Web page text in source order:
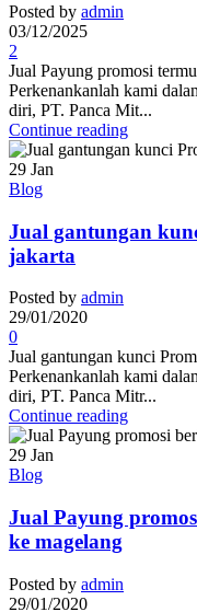
Posted by admin
03/12/2025
2
Jual Payung promosi
Perkenankanlah kami
diri, PT. Panca Mit...
Continue reading
29 Jan
Blog
Jual gantungan
jakarta
Posted by admin
29/01/2020
0
Jual gantungan kunci
Perkenankanlah kami
diri, PT. Panca Mitr...
Continue reading
29 Jan
Blog
Jual Payung
ke magelang
Posted by admin
29/01/2020